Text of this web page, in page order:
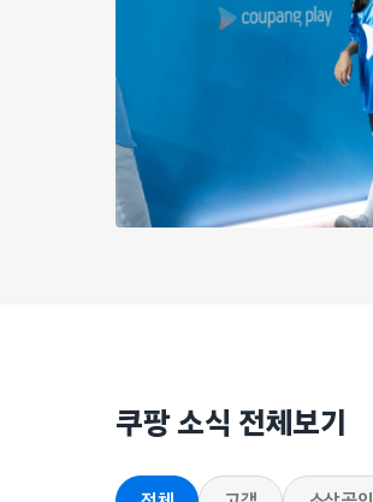
쿠팡 소식 전체보기